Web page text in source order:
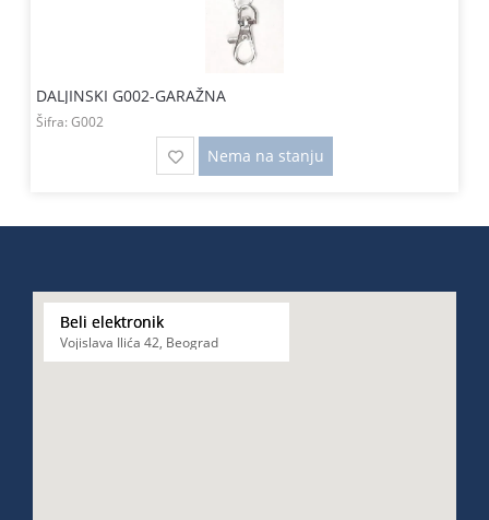
DALJINSKI G002-GARAŽNA
Šifra: G002
Nema na stanju
Beli elektronik
Vojislava Ilića 42, Beograd